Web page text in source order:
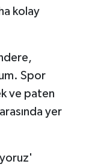
kolay
Spor
ve paten
yer